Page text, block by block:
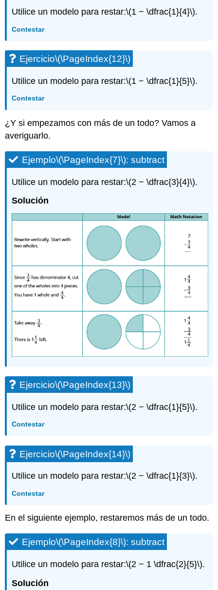
Utilice un modelo para restar:\(1 − \dfrac{1}{4}\).
Contestar
Ejercicio\(\PageIndex{12}\)
Utilice un modelo para restar:\(1 − \dfrac{1}{5}\).
Contestar
¿Y si empezamos con más de un todo? Vamos a
averiguarlo.
Ejemplo\(\PageIndex{7}\): subtract
Utilice un modelo para restar:\(2 − \dfrac{3}{4}\).
Solución
Ejercicio\(\PageIndex{13}\)
Utilice un modelo para restar:\(2 − \dfrac{1}{5}\).
Contestar
Ejercicio\(\PageIndex{14}\)
Utilice un modelo para restar:\(2 − \dfrac{1}{3}\).
Contestar
En el siguiente ejemplo, restaremos más de un todo.
Ejemplo\(\PageIndex{8}\): subtract
Utilice un modelo para restar:\(2 − 1 \dfrac{2}{5}\).
Solución